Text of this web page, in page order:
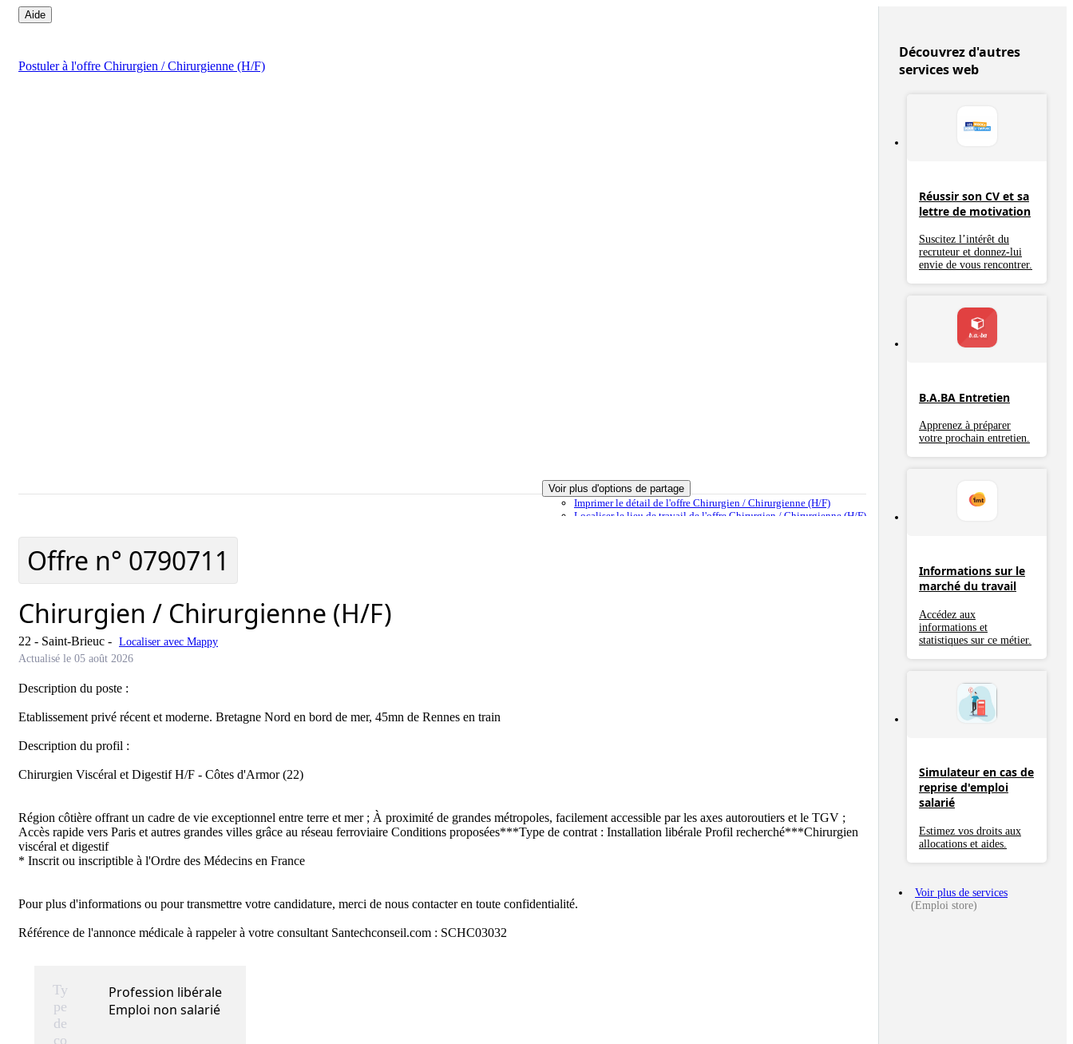
Aide
Postulerà l'offre Chirurgien / Chirurgienne (H/F)
Voir plus d'options de partage
Imprimerle détail de l'offre Chirurgien / Chirurgienne (H/F)
Localiserle lieu de travail de l'offre Chirurgien / Chirurgienne (H/F)
Offre n° 0790711
Chirurgien / Chirurgienne (H/F)
22 - Saint-Brieuc - Localiser avec Mappy
Actualisé le 05 août 2026
Description du poste :
Etablissement privé récent et moderne. Bretagne Nord en bord de mer, 45mn de Rennes en train
Description du profil :
Chirurgien Viscéral et Digestif H/F - Côtes d'Armor (22)
Région côtière offrant un cadre de vie exceptionnel entre terre et mer ; À proximité de grandes métropoles, facilement accessible par les axes autoroutiers et le TGV ;
Accès rapide vers Paris et autres grandes villes grâce au réseau ferroviaire Conditions proposées***Type de contrat : Installation libérale Profil recherché***Chirurgien
viscéral et digestif
* Inscrit ou inscriptible à l'Ordre des Médecins en France
Pour plus d'informations ou pour transmettre votre candidature, merci de nous contacter en toute confidentialité.
Référence de l'annonce médicale à rappeler à votre consultant Santechconseil.com : SCHC03032
Ty
pe
de
co
Profession libérale
Emploi non salarié
Découvrez d'autres
services web
Réussir son CV et sa
lettre de motivation
Suscitez l’intérêt du
recruteur et donnez-lui
envie de vous rencontrer.
B.A.BA Entretien
Apprenez à préparer
votre prochain entretien.
Informations sur le
marché du travail
Accédez aux
informations et
statistiques sur ce métier.
Simulateur en cas de
reprise d'emploi
salarié
Estimez vos droits aux
allocations et aides.
Voir plus de services
(Emploi store)